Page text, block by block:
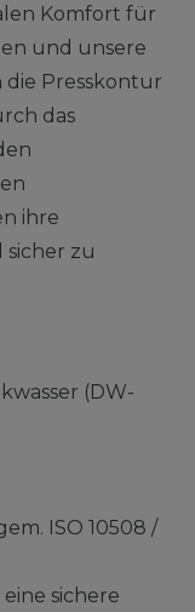
Komfort für
und unsere
Presskontur
das
ihre
sicher zu
(DW-
ISO 10508 /
sichere